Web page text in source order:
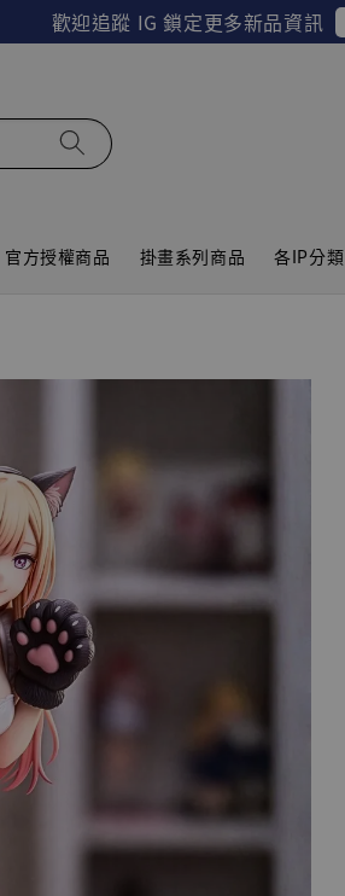
歡迎追蹤 IG 鎖定更多新品資訊
官方授權商品 掛畫系列商品 各IP分類